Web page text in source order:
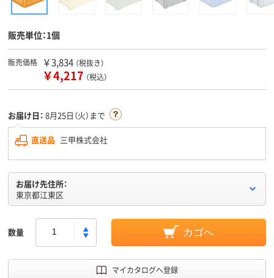
販売単位：1個
販売価格 ￥3,834 （税抜き）
￥4,217 （税込）
お届け日： 8月25日（火）まで
直送品 三甲株式会社
お届け先住所：
東京都江東区
数量 カゴへ
マイカタログへ登録